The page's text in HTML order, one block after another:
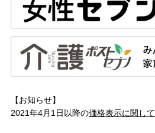
【お知らせ】
2021年4月1日以降の価格表示に関して